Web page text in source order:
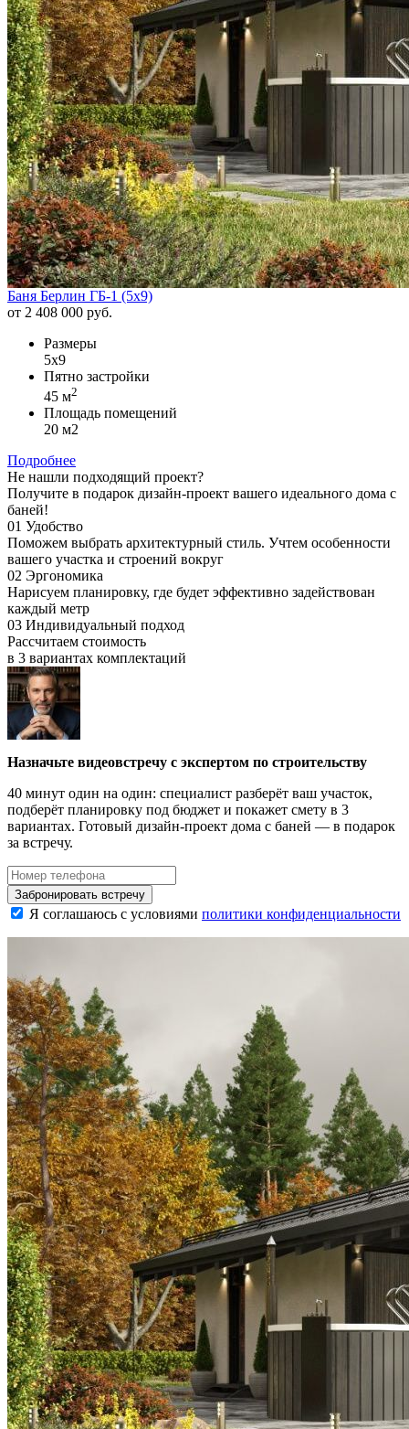
Баня Берлин ГБ-1 (5х9)
от 2 408 000 руб.
Размеры
5х9
Пятно застройки
45 м2
Площадь помещений
20 м2
Подробнее
Не нашли подходящий проект?
Получите в подарок дизайн-проект вашего идеального дома с
баней!
01 Удобство
Поможем выбрать архитектурный стиль. Учтем особенности
вашего участка и строений вокруг
02 Эргономика
Нарисуем планировку, где будет эффективно задействован
каждый метр
03 Индивидуальный подход
Рассчитаем стоимость
в 3 вариантах комплектаций
Назначьте видеовстречу с экспертом по строительству
40 минут один на один: специалист разберёт ваш участок,
подберёт планировку под бюджет и покажет смету в 3
вариантах. Готовый дизайн-проект дома с баней — в подарок
за встречу.
Забронировать встречу
Я соглашаюсь с условиями политики конфиденциальности